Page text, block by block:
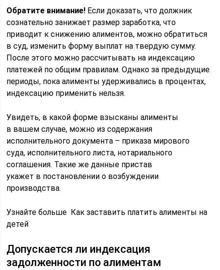
Обратите внимание! Если доказать, что должник
сознательно занижает размер заработка, что
приводит к снижению алиментов, можно обратиться
в суд, изменить форму выплат на твердую сумму.
После этого можно рассчитывать на индексацию
платежей по общим правилам. Однако за предыдущие
периоды, пока алименты удерживались в процентах,
индексацию применить нельзя.
Увидеть, в какой форме взысканы алименты
в вашем случае, можно из содержания
исполнительного документа – приказа мирового
суда, исполнительного листа, нотариального
соглашения. Такие же данные пристав
укажет в постановлении о возбуждении
производства.
Узнайте больше Как заставить платить алименты на
детей
Допускается ли индексация
задолженности по алиментам